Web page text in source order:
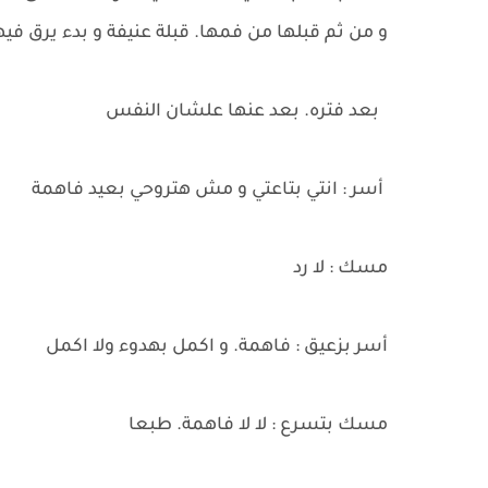
و من ثم قبلها من فمها. قبلة عنيفة و بدء يرق
بعد فتره. بعد عنها علشان النفس
أسر : انتي بتاعتي و مش هتروحي بعيد فاهمة
مسك : لا رد
أسر بزعيق : فاهمة. و اكمل بهدوء ولا اكمل
مسك بتسرع : لا لا فاهمة. طبعا